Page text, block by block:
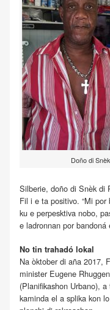
Doño di
Silberie, doño di Snèk di
Fil i e ta positivo. “Mi
ku e perpesktiva nobo,
e ladronnan por bandoná
No tin trahadó lokal
Na òktober di aña 2017,
minister Eugene
(Planifikashon Urbano),
kaminda el a splika kon